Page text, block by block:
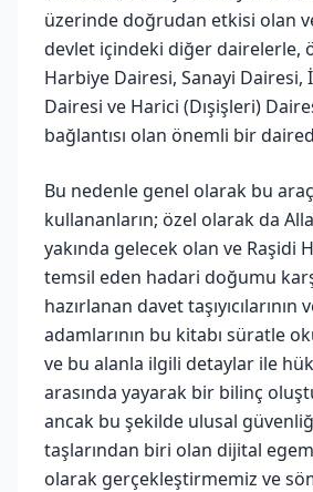
üzerinde doğrudan etkisi olan
devlet içindeki diğer dairelerle,
Harbiye Dairesi, Sanayi Dairesi,
Dairesi ve Harici (Dışişleri)
bağlantısı olan önemli bir
Bu nedenle genel olarak bu
kullananların; özel olarak da
yakında gelecek olan ve Raşidi
temsil eden hadari doğumu
hazırlanan davet taşıyıcılarının
adamlarının bu kitabı süratle
ve bu alanla ilgili detaylar ile
arasında yayarak bir bilinç
ancak bu şekilde ulusal
taşlarından biri olan dijital
olarak gerçekleştirmemiz ve